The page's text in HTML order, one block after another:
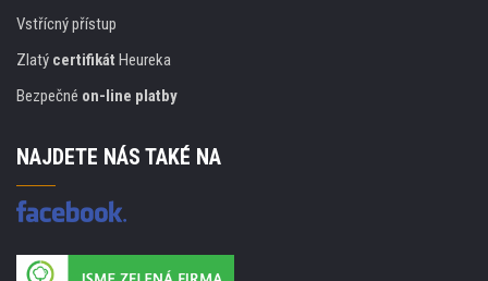
Vstřícný přístup
Zlatý certifikát Heureka
Bezpečné on-line platby
NAJDETE NÁS TAKÉ NA